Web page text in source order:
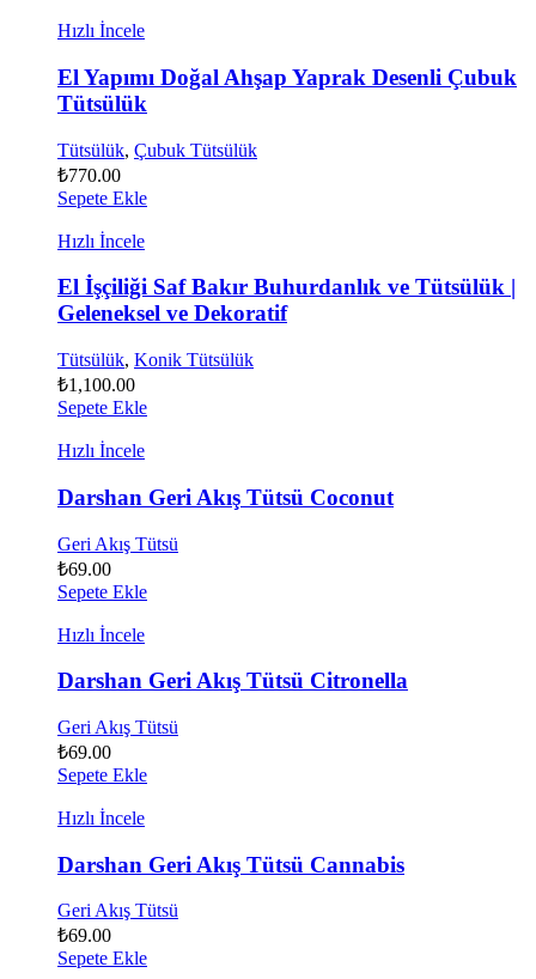
Hızlı İncele
El Yapımı Doğal Ahşap Yaprak Desenli Çubuk
Tütsülük
Tütsülük, Çubuk Tütsülük
₺770.00
Sepete Ekle
Hızlı İncele
El İşçiliği Saf Bakır Buhurdanlık ve Tütsülük |
Geleneksel ve Dekoratif
Tütsülük, Konik Tütsülük
₺1,100.00
Sepete Ekle
Hızlı İncele
Darshan Geri Akış Tütsü Coconut
Geri Akış Tütsü
₺69.00
Sepete Ekle
Hızlı İncele
Darshan Geri Akış Tütsü Citronella
Geri Akış Tütsü
₺69.00
Sepete Ekle
Hızlı İncele
Darshan Geri Akış Tütsü Cannabis
Geri Akış Tütsü
₺69.00
Sepete Ekle